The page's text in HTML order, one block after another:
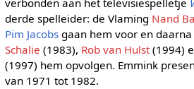
verbonden aan het televisiespelletje
derde spelleider: de Vlaming Nand
Pim Jacobsgaan hem voor en daarna
Schalie (1983), Rob van Hulst(1994)
(1997) hem opvolgen. Emmink
van 1971 tot 1982.